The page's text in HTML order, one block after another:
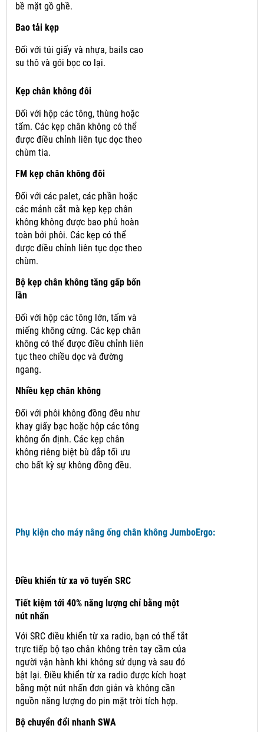
bề mặt gồ ghề.
Bao tải kẹp
Đối với túi giấy và nhựa, bails cao
su thô và gói bọc co lại.
Kẹp chân không đôi
Đối với hộp các tông, thùng hoặc
tấm. Các kẹp chân không có thể
được điều chỉnh liên tục dọc theo
chùm tia.
FM kẹp chân không đôi
Đối với các palet, các phần hoặc
các mảnh cắt mà kẹp kẹp chân
không không được bao phủ hoàn
toàn bởi phôi. Các kẹp có thể
được điều chỉnh liên tục dọc theo
chùm.
Bộ kẹp chân không tăng gấp bốn
lần
Đối với hộp các tông lớn, tấm và
miếng không cứng. Các kẹp chân
không có thể được điều chỉnh liên
tục theo chiều dọc và đường
ngang.
Nhiều kẹp chân không
Đối với phôi không đồng đều như
khay giấy bạc hoặc hộp các tông
không ổn định. Các kẹp chân
không riêng biệt bù đắp tối ưu
cho bất kỳ sự không đồng đều.
Phụ kiện cho máy nâng ống chân không JumboErgo:
Điều khiển từ xa vô tuyến SRC
Tiết kiệm tới 40% năng lượng chỉ bằng một
nút nhấn
Với SRC điều khiển từ xa radio, bạn có thể tắt
trực tiếp bộ tạo chân không trên tay cầm của
người vận hành khi không sử dụng và sau đó
bật lại. Điều khiển từ xa radio được kích hoạt
bằng một nút nhấn đơn giản và không cần
nguồn năng lượng do pin mặt trời tích hợp.
Bộ chuyển đổi nhanh SWA